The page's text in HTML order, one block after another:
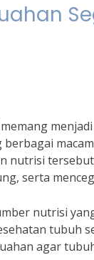
nutrisi
serta
nutrisi
tubuh
agar